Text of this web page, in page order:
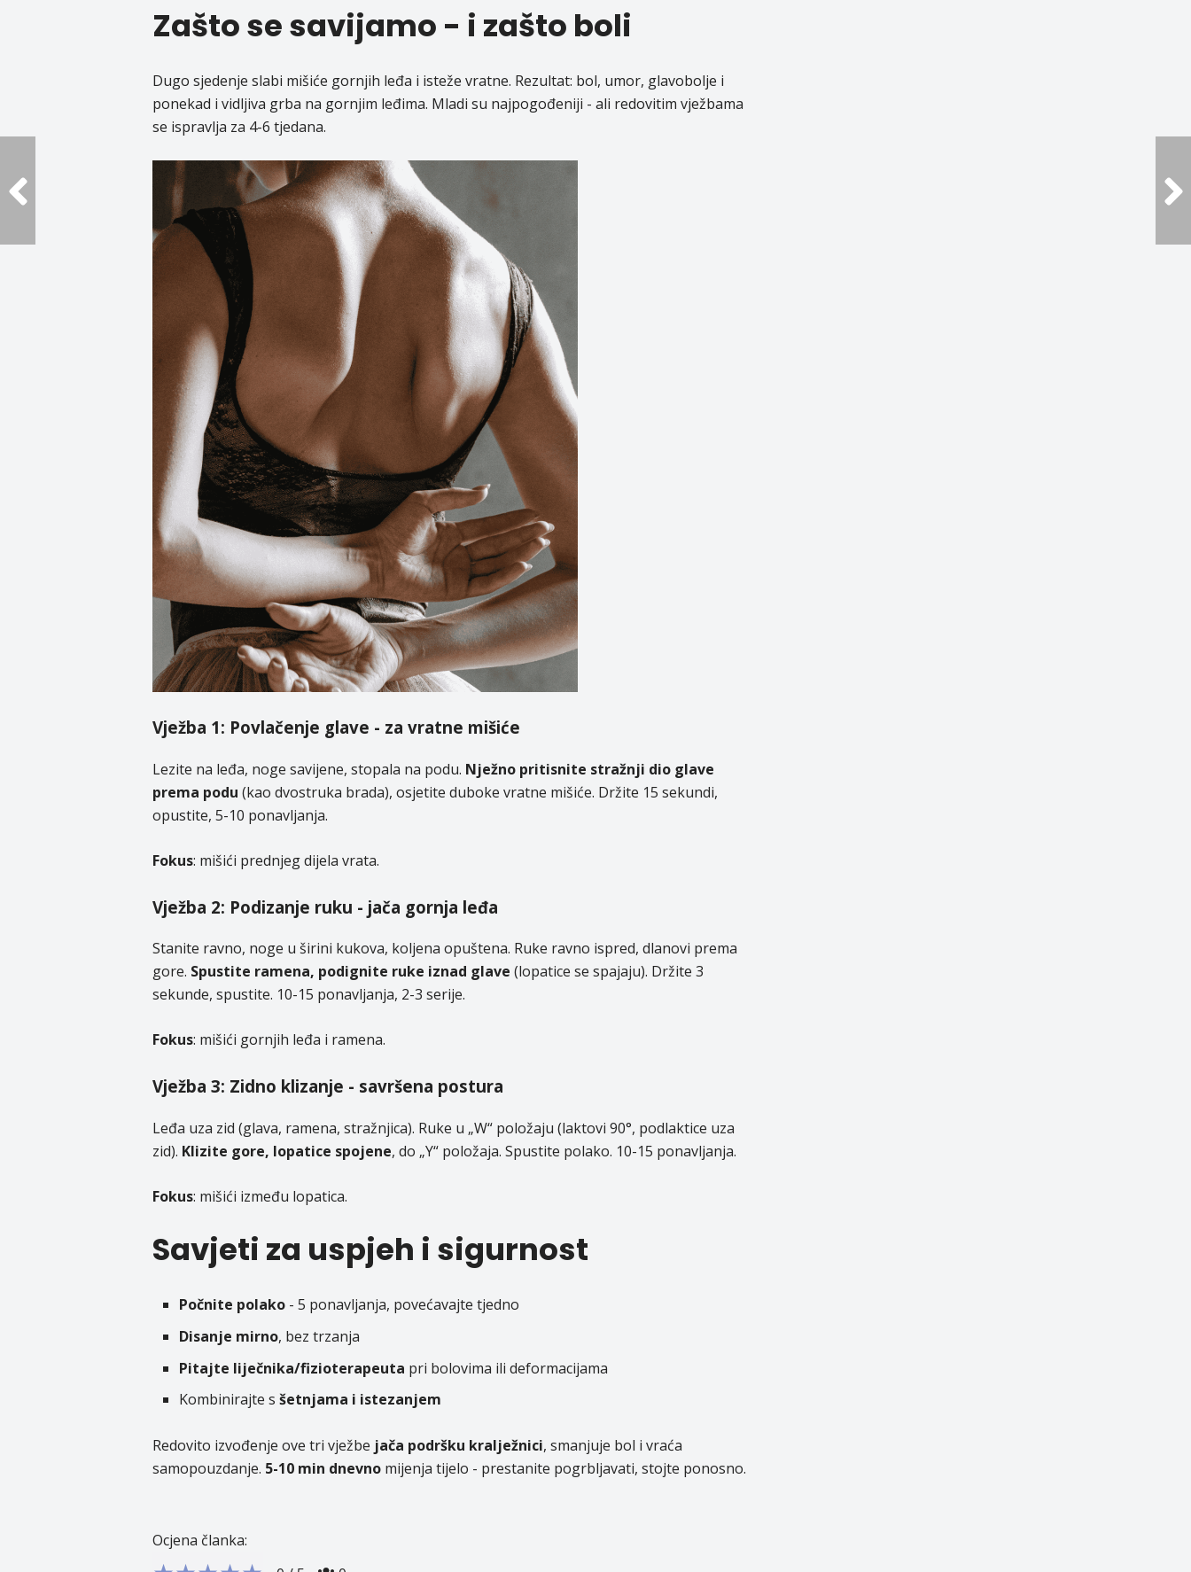
Zašto se savijamo - i zašto boli
Dugo sjedenje slabi mišiće gornjih leđa i isteže vratne. Rezultat: bol, umor, glavobolje i
ponekad i vidljiva grba na gornjim leđima. Mladi su najpogođeniji - ali redovitim vježbama
se ispravlja za 4-6 tjedana.
Vježba 1: Povlačenje glave - za vratne mišiće
Lezite na leđa, noge savijene, stopala na podu. Nježno pritisnite stražnji dio glave
prema podu (kao dvostruka brada), osjetite duboke vratne mišiće. Držite 15 sekundi,
opustite, 5-10 ponavljanja.
Fokus: mišići prednjeg dijela vrata.
Vježba 2: Podizanje ruku - jača gornja leđa
Stanite ravno, noge u širini kukova, koljena opuštena. Ruke ravno ispred, dlanovi prema
gore. Spustite ramena, podignite ruke iznad glave (lopatice se spajaju). Držite 3
sekunde, spustite. 10-15 ponavljanja, 2-3 serije.
Fokus: mišići gornjih leđa i ramena.
Vježba 3: Zidno klizanje - savršena postura
Leđa uza zid (glava, ramena, stražnjica). Ruke u „W“ položaju (laktovi 90°, podlaktice uza
zid). Klizite gore, lopatice spojene, do „Y“ položaja. Spustite polako. 10-15 ponavljanja.
Fokus: mišići između lopatica.
Savjeti za uspjeh i sigurnost
Počnite polako - 5 ponavljanja, povećavajte tjedno
Disanje mirno, bez trzanja
Pitajte liječnika/fizioterapeuta pri bolovima ili deformacijama
Kombinirajte sšetnjama i istezanjem
Redovito izvođenje ove tri vježbe jača podršku kralježnici, smanjuje bol i vraća
samopouzdanje. 5-10 min dnevno mijenja tijelo - prestanite pogrbljavati, stojte ponosno.
Ocjena članka: